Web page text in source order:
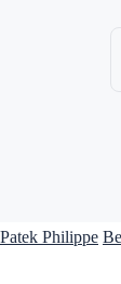
Patek Philippe